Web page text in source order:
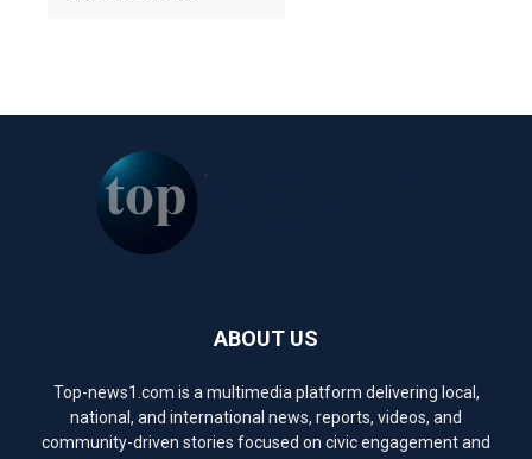
ABOUT US
Top-news1.com is a multimedia platform delivering local,
national, and international news, reports, videos, and
community-driven stories focused on civic engagement and